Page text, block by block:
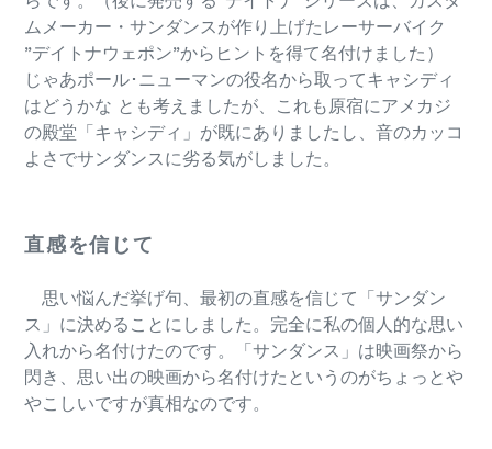
ムメーカー・サンダンスが作り上げたレーサーバイク
”デイトナウェポン”からヒントを得て名付けました）
じゃあポール･ニューマンの役名から取ってキャシディ
はどうかな とも考えましたが、これも原宿にアメカジ
の殿堂「キャシディ」が既にありましたし、音のカッコ
よさでサンダンスに劣る気がしました。
直感を信じて
思い悩んだ挙げ句、最初の直感を信じて「サンダン
ス」に決めることにしました。完全に私の個人的な思い
入れから名付けたのです。「サンダンス」は映画祭から
閃き、思い出の映画から名付けたというのがちょっとや
やこしいですが真相なのです。